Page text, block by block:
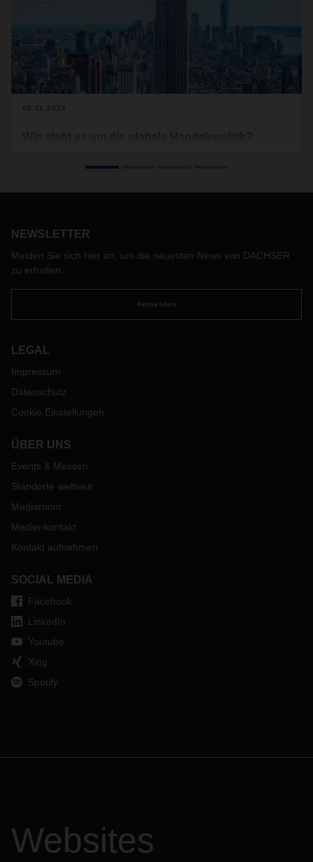
08.11.2024
Burkhard Eling, CEO von DACHSER, worauf es künftig bei
NEWSLETTER
Melden Sie sich hier an, um die neuesten News von DACHSER
zu erhalten.
Anmelden
LEGAL
Impressum
Datenschutz
Cookie Einstellungen
ÜBER UNS
Events & Messen
Standorte weltweit
Mediaroom
Medienkontakt
Kontakt aufnehmen
SOCIAL MEDIA
Facebook
LinkedIn
Youtube
Xing
Spotify
Websites